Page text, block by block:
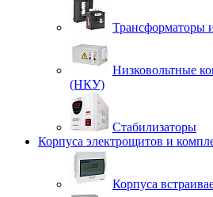
Трансформаторы
Низковольтные
(НКУ)
Стабилизаторы
Корпуса электрощитов и
Корпуса